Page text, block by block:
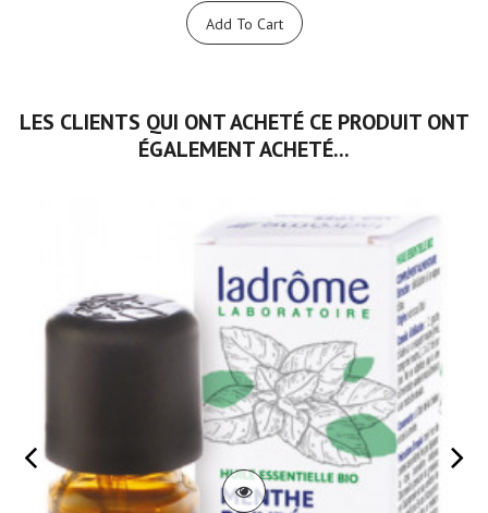
Add To Cart
LES CLIENTS QUI ONT ACHETÉ CE PRODUIT ONT
ÉGALEMENT ACHETÉ...